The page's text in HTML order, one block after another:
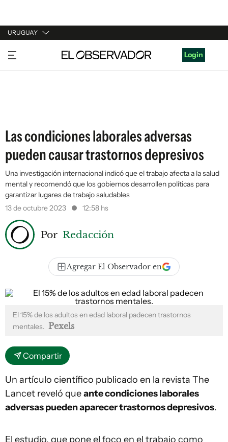
URUGUAY
URUGUAY
ARGENTINA
Login
Las condiciones laborales adversas
pueden causar trastornos depresivos
Una investigación internacional indicó que el trabajo afecta a la salud
mental y recomendó que los gobiernos desarrollen políticas para
garantizar lugares de trabajo saludables
13 de octubre 2023
12:58 hs
Por Redacción
Agregar El Observador en
El 15% de los adultos en edad laboral padecen trastornos
mentales. Pexels
Compartir
Un artículo científico publicado en la revista The
Lancet reveló queante condiciones laborales
adversas pueden aparecer trastornos depresivos.
El estudio, que pone el foco en el trabajo como